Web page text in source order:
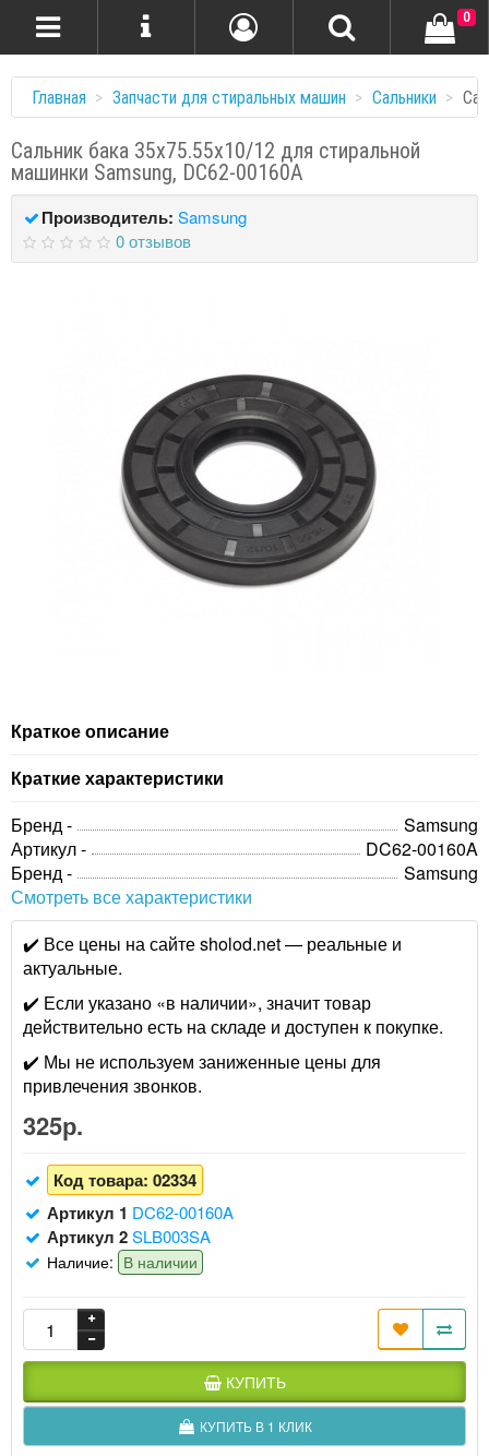
0
Главная Запчасти для стиральных машин Сальники
Сальник бака 35x75.55x10/12 для стиральной
машинки Samsung, DC62-00160A
Производитель: Samsung
0 отзывов
Краткое описание
Краткие характеристики
Бренд -
Samsung
Артикул -
DC62-00160A
Бренд -
Samsung
Смотреть все характеристики
✔️ Все цены на сайте sholod.net — реальные и
актуальные.
✔️ Если указано «в наличии», значит товар
действительно есть на складе и доступен к покупке.
✔️ Мы не используем заниженные цены для
привлечения звонков.
325р.
Код товара: 02334
Артикул 1 DC62-00160A
Артикул 2SLB003SA
Наличие: В наличии
КУПИТЬ
КУПИТЬ В 1 КЛИК